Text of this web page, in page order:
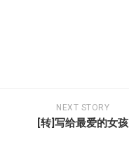
NEXT STORY
[转]写给最爱的女孩